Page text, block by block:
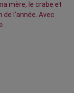
mère, le crabe et
l’année. Avec